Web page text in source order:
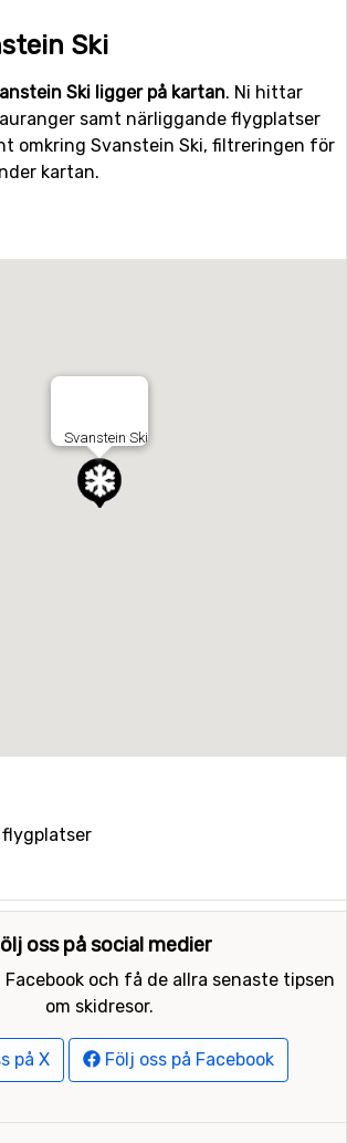
Ski
Ski ligger på kartan. Ni hittar
samt närliggande flygplatser
omkring Svanstein Ski, filtreringen för
kartan.
Svanstein Ski
flygplatser
oss på social medier
Facebook och få de allra senaste tipsen
om skidresor.
på X Följ oss på Facebook